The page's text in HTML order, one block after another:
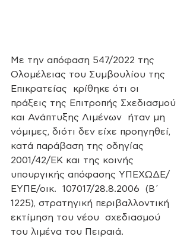
Με την απόφαση 547/2022 της
Ολομέλειας του Συμβουλίου της
Επικρατείας  κρίθηκε ότι οι
πράξεις της Επιτροπής Σχεδιασμού
και Ανάπτυξης Λιμένων  ήταν μη
νόμιμες, διότι δεν είχε προηγηθεί,
κατά παράβαση της οδηγίας
2001/42/ΕΚ και της κοινής
υπουργικής απόφασης ΥΠΕΧΩΔΕ/
ΕΥΠΕ/οικ.  107017/28.8.2006  (Β΄
1225), στρατηγική περιβαλλοντική
εκτίμηση του νέου  σχεδιασμού
του λιμένα του Πειραιά.